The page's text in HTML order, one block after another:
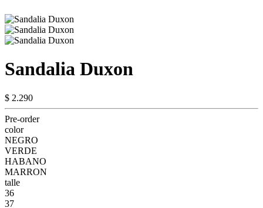
Sandalia Duxon
$ 2.290
Pre-order
color
NEGRO
VERDE
HABANO
MARRON
talle
36
37